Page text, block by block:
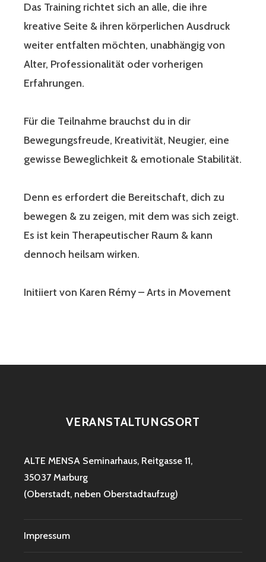
Das Training richtet sich an alle, die ihre
kreative Seite & ihren körperlichen Ausdruck
weiter entfalten möchten, unabhängig von
Alter, Professionalität oder vorherigen
Erfahrungen.
Für die Teilnahme brauchst du in dir
Bewegungsfreude, Kreativität, Neugier, eine
gewisse Beweglichkeit & emotionale Stabilität.
Denn es erfordert die Bereitschaft, dich zu
bewegen & zu zeigen, mit dem was sich zeigt.
Es ist kein Therapeutischer Raum & kann
dennoch heilsam wirken.
Initiiert von Karen Rémy – Arts in Movement
VERANSTALTUNGSORT
ALTE MENSA Seminarhaus, Reitgasse 11,
35037 Marburg
(Oberstadt, neben Oberstadtaufzug)
Impressum